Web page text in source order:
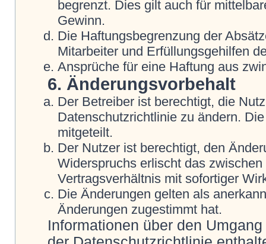
begrenzt. Dies gilt auch für
Gewinn.
Die Haftungsbegrenzung der
Mitarbeiter und Erfüllungsgehilfen
Ansprüche für eine Haftung aus
6. Änderungsvorbehalt
Der Betreiber ist berechtigt, die
Datenschutzrichtlinie zu ändern.
mitgeteilt.
Der Nutzer ist berechtigt, den
Widerspruchs erlischt das
Vertragsverhältnis mit sofortiger
Die Änderungen gelten als
Änderungen zugestimmt hat.
Informationen über den